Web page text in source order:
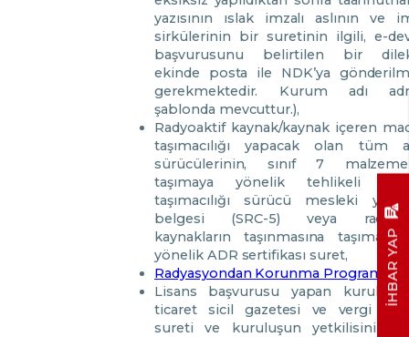
yazısının ıslak imzalı aslının ve
sirkülerinin bir suretinin ilgili, e-
başvurusunu belirtilen bir
ekinde posta ile NDK’ya
gerekmektedir. Kurum adı
şablonda mevcuttur.),
Radyoaktif kaynak/kaynak içeren
taşımacılığı yapacak olan tüm
sürücülerinin, sınıf 7
taşımaya yönelik tehlikeli
taşımacılığı sürücü mesleki
belgesi (SRC-5) veya
kaynakların taşınmasına
yönelik ADR sertifikası suret,
Radyasyondan Korunma Programı ,
Lisans başvurusu yapan
ticaret sicil gazetesi ve vergi
sureti ve kuruluşun yetkilisinin
İHBAR YAP